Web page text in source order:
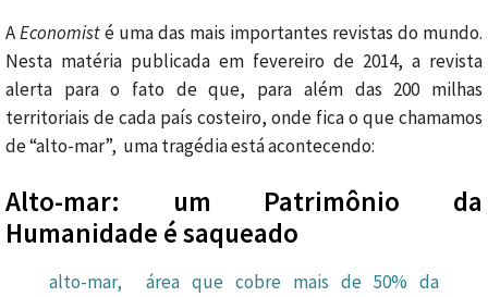
AEconomisté uma das mais importantes revistas do mundo.
Nesta matéria publicada em fevereiro de 2014, a revista
alerta para o fato de que, para além das 200 milhas
territoriais de cada país costeiro, onde fica o que chamamos
de “alto-mar”, uma tragédia está acontecendo:
Alto-mar: um Patrimônio da
Humanidade é saqueado
alto-mar, área que cobre mais de 50% da